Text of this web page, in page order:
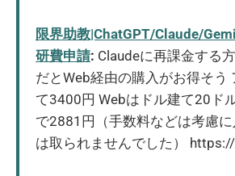
限界助教|ChatGPT/Claude/
研費申請: Claudeに再課金する
だとWeb経由の購入がお得そう
て3400円 Webはドル建て20ド
で2881円（手数料などは考慮
は取られませんでした）